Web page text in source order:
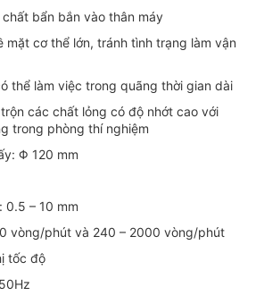
bẩn bắn vào thân máy
mặt cơ thể lớn, tránh tình trạng làm vận
thể làm việc trong quãng thời gian dài
các chất lỏng có độ nhớt cao với
trong phòng thí nghiệm
Φ 120 mm
0.5 – 10 mm
vòng/phút và 240 – 2000 vòng/phút
tốc độ